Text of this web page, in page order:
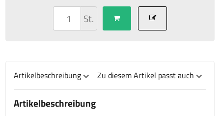
St.
Artikelbeschreibung Zu diesem Artikel passt auch
Artikelbeschreibung